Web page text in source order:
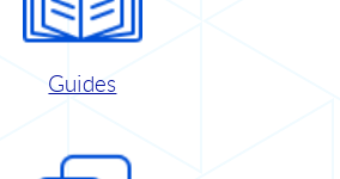
Guides